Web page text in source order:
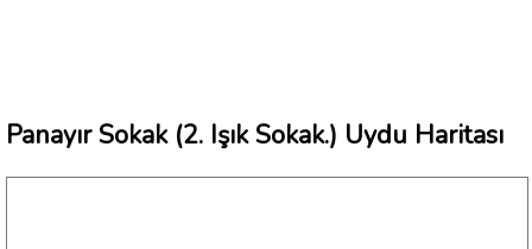
Panayır Sokak (2. Işık Sokak.) Uydu Haritası